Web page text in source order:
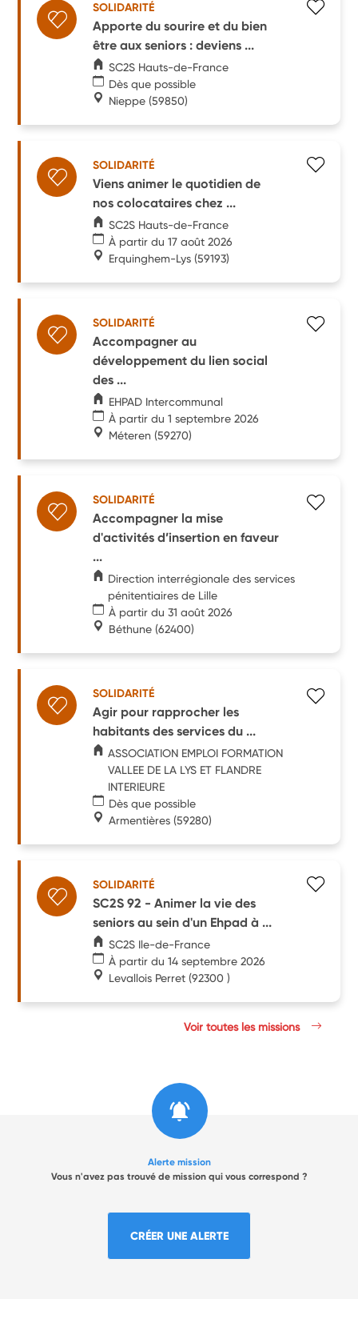
SOLIDARITÉ
Apporte du sourire et du bien
être aux seniors : deviens ...
SC2S Hauts-de-France
Dès que possible
Nieppe (59850)
SOLIDARITÉ
Viens animer le quotidien de
nos colocataires chez ...
SC2S Hauts-de-France
À partir du 17 août 2026
Erquinghem-Lys (59193)
SOLIDARITÉ
Accompagner au
développement du lien social
des ...
EHPAD Intercommunal
À partir du 1 septembre 2026
Méteren (59270)
SOLIDARITÉ
Accompagner la mise
d'activités d’insertion en faveur
...
Direction interrégionale des services
pénitentiaires de Lille
À partir du 31 août 2026
Béthune (62400)
SOLIDARITÉ
Agir pour rapprocher les
habitants des services du ...
ASSOCIATION EMPLOI FORMATION
VALLEE DE LA LYS ET FLANDRE
INTERIEURE
Dès que possible
Armentières (59280)
SOLIDARITÉ
SC2S 92 - Animer la vie des
seniors au sein d'un Ehpad à ...
SC2S Ile-de-France
À partir du 14 septembre 2026
Levallois Perret (92300 )
Voir toutes les missions
Alerte mission
Vous n'avez pas trouvé de mission qui vous correspond ?
CRÉER UNE ALERTE